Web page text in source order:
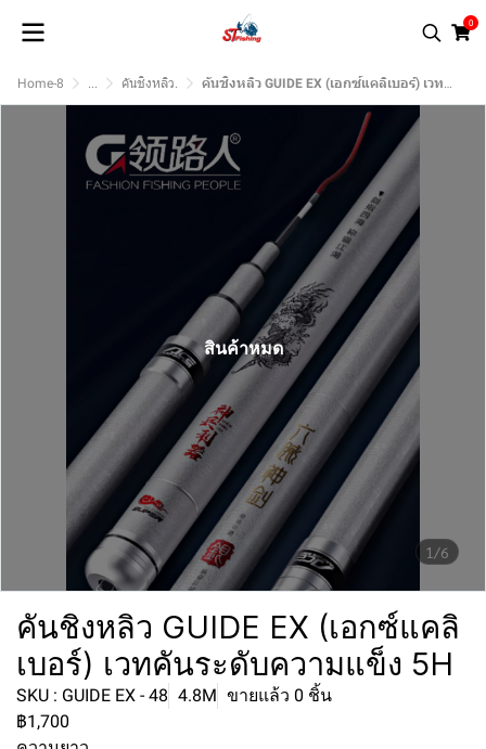
0
Home-8 ... คันชิงหลิว. คันชิงหลิว GUIDE EX (เอกซ์แคลิเบอร์) เวทคันระดับความแข็ง 5H
1/6
สินค้าหมด
คันชิงหลิว GUIDE EX (เอกซ์แคลิ
เบอร์) เวทคันระดับความแข็ง 5H
SKU : GUIDE EX - 48 4.8M ขายแล้ว 0 ชิ้น
฿1,700